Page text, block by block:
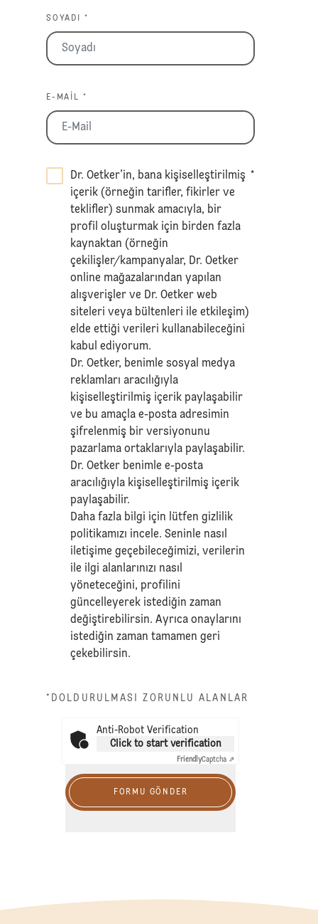
SOYADI *
E-MAIL *
Dr. Oetker’in, bana kişiselleştirilmiş
içerik (örneğin tarifler, fikirler ve
teklifler) sunmak amacıyla, bir
profil oluşturmak için birden fazla
kaynaktan (örneğin
çekilişler/kampanyalar, Dr. Oetker
online mağazalarından yapılan
alışverişler ve Dr. Oetker web
siteleri veya bültenleri ile etkileşim)
elde ettiği verileri kullanabileceğini
kabul ediyorum.
Dr. Oetker, benimle sosyal medya
reklamları aracılığıyla
kişiselleştirilmiş içerik paylaşabilir
ve bu amaçla e-posta adresimin
şifrelenmiş bir versiyonunu
pazarlama ortaklarıyla paylaşabilir.
Dr. Oetker benimle e-posta
aracılığıyla kişiselleştirilmiş içerik
paylaşabilir.
Daha fazla bilgi için lütfengizlilik
politikamızı incele. Seninle nasıl
iletişime geçebileceğimizi, verilerin
ile ilgi alanlarınızı nasıl
yöneteceğini, profilini
güncelleyerek istediğin zaman
değiştirebilirsin. Ayrıca onaylarını
istediğin zaman tamamen geri
çekebilirsin.
*
*DOLDURULMASI ZORUNLU ALANLAR
Anti-Robot Verification
Click to start verification
FriendlyCaptcha ⇗
FORMU GÖNDER